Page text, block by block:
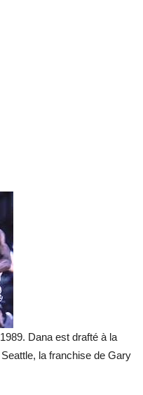
Dana est drafté à la
la franchise de Gary